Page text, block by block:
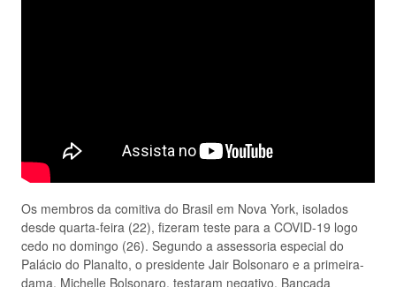
Os membros da comitiva do Brasil em Nova York, isolados
desde quarta-feira (22), fizeram teste para a COVID-19 logo
cedo no domingo (26). Segundo a assessoria especial do
Palácio do Planalto, o presidente Jair Bolsonaro e a primeira-
dama, Michelle Bolsonaro, testaram negativo. Bancada